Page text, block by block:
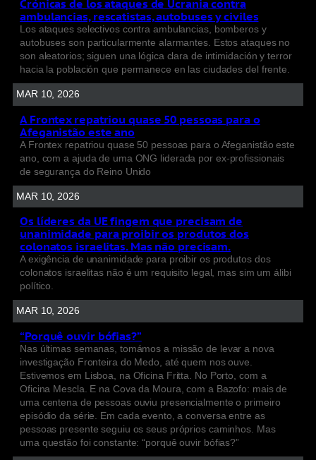
Crónicas de los ataques de Ucrania contra
ambulancias, rescatistas, autobuses y civiles
Los ataques selectivos contra ambulancias, bomberos y
autobuses son particularmente alarmantes. Estos ataques no
son aleatorios; siguen una lógica clara de intimidación y terror
hacia la población que permanece en las ciudades del frente.
MAR 10, 2026
A Frontex repatriou quase 50 pessoas para o
Afeganistão este ano
A Frontex repatriou quase 50 pessoas para o Afeganistão este
ano, com a ajuda de uma ONG liderada por ex-profissionais
de segurança do Reino Unido
MAR 10, 2026
Os líderes da UE fingem que precisam de
unanimidade para proibir os produtos dos
colonatos israelitas. Mas não precisam.
A exigência de unanimidade para proibir os produtos dos
colonatos israelitas não é um requisito legal, mas sim um álibi
político.
MAR 10, 2026
“Porquê ouvir bófias?”
Nas últimas semanas, tomámos a missão de levar a nova
investigação Fronteira do Medo, até quem nos ouve.
Estivemos em Lisboa, na Oficina Fritta. No Porto, com a
Oficina Mescla. E na Cova da Moura, com a Bazofo: mais de
uma centena de pessoas ouviu presencialmente o primeiro
episódio da série. Em cada evento, a conversa entre as
pessoas presente seguiu os seus próprios caminhos. Mas
uma questão foi constante: “porquê ouvir bófias?”